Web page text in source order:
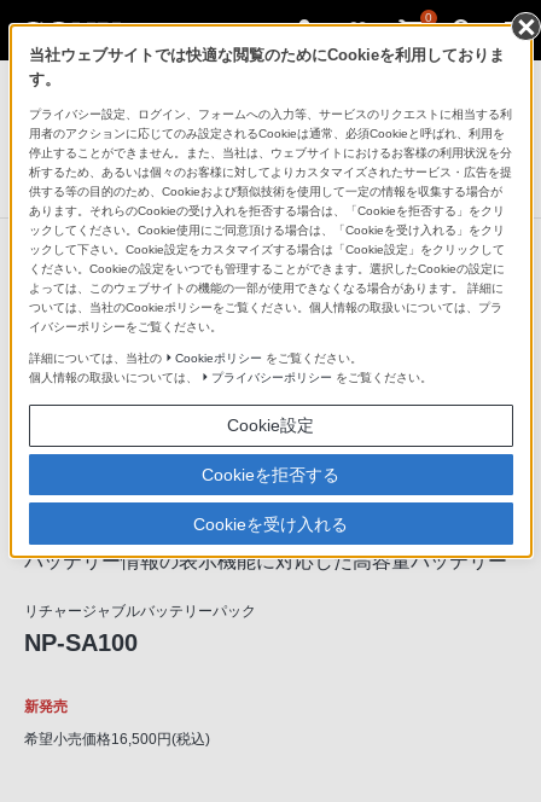
0
デジタル一眼カメラ α（アルファ）
リチャージャブルバッテリーパック
NP-SA100
NEW 新発売
バッテリー情報の表示機能に対応した高容量バッテリー
リチャージャブルバッテリーパック
NP-SA100
新発売
希望小売価格16,500円(税込)
当社ウェブサイトでは快適な閲覧のためにCookieを利用しておりま
す。
プライバシー設定、ログイン、フォームへの入力等、サービスのリクエストに相当する利
用者のアクションに応じてのみ設定されるCookieは通常、必須Cookieと呼ばれ、利用を
停止することができません。また、当社は、ウェブサイトにおけるお客様の利用状況を分
析するため、あるいは個々のお客様に対してよりカスタマイズされたサービス・広告を提
供する等の目的のため、Cookieおよび類似技術を使用して一定の情報を収集する場合が
あります。それらのCookieの受け入れを拒否する場合は、「Cookieを拒否する」をクリ
ックしてください。Cookie使用にご同意頂ける場合は、「Cookieを受け入れる」をクリ
ックして下さい。Cookie設定をカスタマイズする場合は「Cookie設定」をクリックして
ください。Cookieの設定をいつでも管理することができます。選択したCookieの設定に
よっては、このウェブサイトの機能の一部が使用できなくなる場合があります。 詳細に
ついては、当社のCookieポリシーをご覧ください。個人情報の取扱いについては、プラ
イバシーポリシーをご覧ください。
詳細については、当社の Cookieポリシー をご覧ください。
個人情報の取扱いについては、
プライバシーポリシー をご覧ください。
Cookie設定
Cookieを拒否する
Cookieを受け入れる